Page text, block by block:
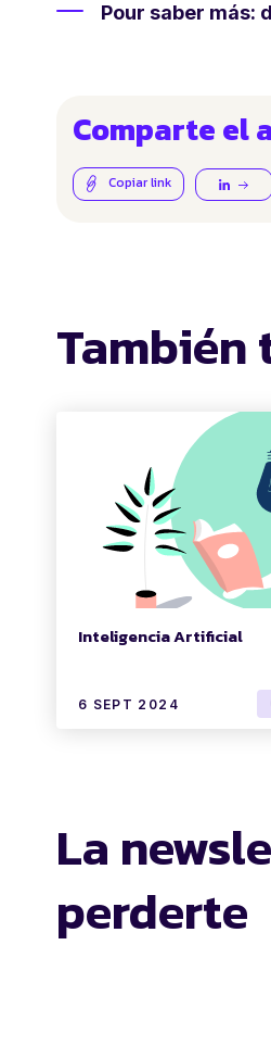
Pour saber más:
Comparte el
Copiar link
También
Inteligencia Artificial
6 SEPT 2024
La
perderte